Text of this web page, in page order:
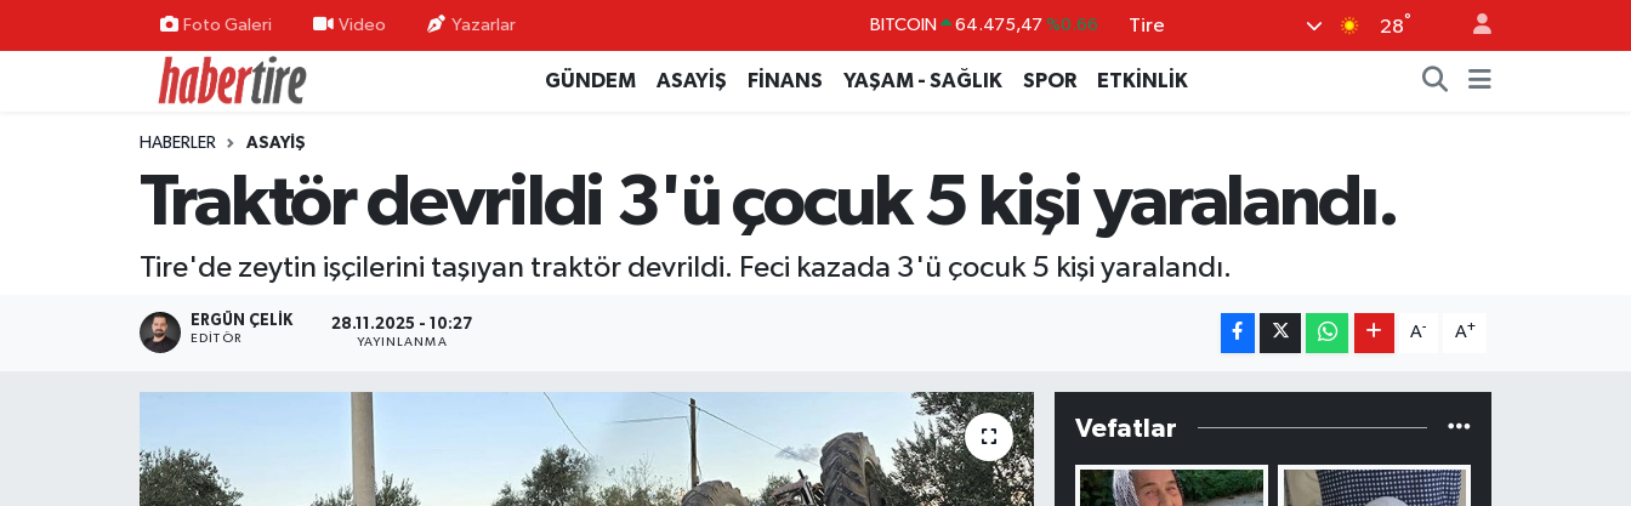
Foto Galeri Video Yazarlar BITCOIN 64.475,47 %0.66
DOLAR 47,5986 %0.06
GRAM ALTIN 6518.23 %0.39
Tire 28°
GÜNDEM ASAYİŞ FİNANS YAŞAM - SAĞLIK SPOR ETKİNLİK
HABERLER ASAYİŞ
Traktör devrildi 3'ü çocuk 5 kişi yaralandı.
Tire'de zeytin işçilerini taşıyan traktör devrildi. Feci kazada 3'ü çocuk 5 kişi yaralandı.
ERGÜN ÇELIK
EDITÖR
28.11.2025 - 10:27
YAYINLANMA
A- A+
Vefatlar
Tire Nöbetçi Eczaneler
Tire Hava Durumu
Tire Trafik Yoğunluk Haritası
Süper Lig Puan Durumu ve Fikstür
Tüm Manşetler
Haber Arşivi